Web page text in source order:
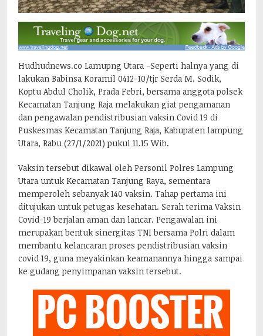
Hudhudnews.co Lamupng Utara -Seperti halnya yang di
lakukan Babinsa Koramil 0412-10/tjr Serda M. Sodik,
Koptu Abdul Cholik, Prada Febri, bersama anggota polsek
Kecamatan Tanjung Raja melakukan giat pengamanan
dan pengawalan pendistribusian vaksin Covid 19 di
Puskesmas Kecamatan Tanjung Raja, Kabupaten lampung
Utara, Rabu (27/1/2021) pukul 11.15 Wib.
Vaksin tersebut dikawal oleh Personil Polres Lampung
Utara untuk Kecamatan Tanjung Raya, sementara
memperoleh sebanyak 140 vaksin. Tahap pertama ini
ditujukan untuk petugas kesehatan. Serah terima Vaksin
Covid-19 berjalan aman dan lancar. Pengawalan ini
merupakan bentuk sinergitas TNI bersama Polri dalam
membantu kelancaran proses pendistribusian vaksin
covid 19, guna meyakinkan keamanannya hingga sampai
ke gudang penyimpanan vaksin tersebut.